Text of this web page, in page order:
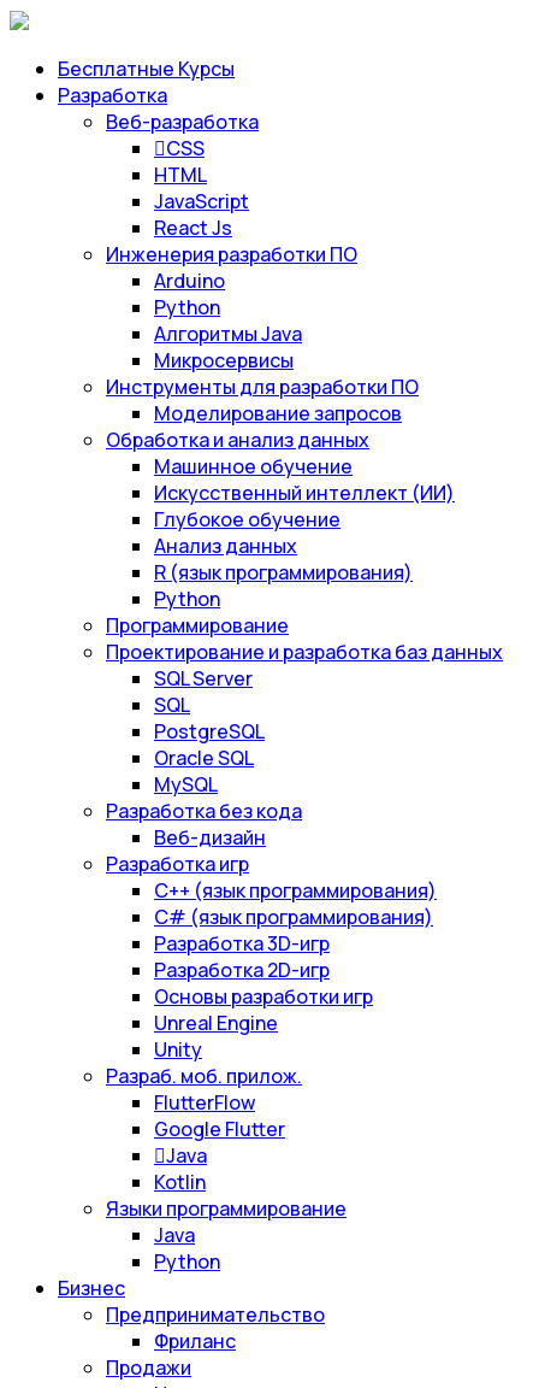
Бесплатные Курсы
Разработка
Веб-разработка
CSS
HTML
JavaScript
React Js
Инженерия разработки ПО
Arduino
Python
Алгоритмы Java
Микросервисы
Инструменты для разработки ПО
Моделирование запросов
Обработка и анализ данных
Машинное обучение
Искусственный интеллект (ИИ)
Глубокое обучение
Анализ данных
R (язык программирования)
Python
Программирование
Проектирование и разработка баз данных
SQL Server
SQL
PostgreSQL
Oracle SQL
MySQL
Разработка без кода
Веб-дизайн
Разработка игр
С++ (язык программирования)
С# (язык программирования)
Разработка 3D-игр
Разработка 2D-игр
Основы разработки игр
Unreal Engine
Unity
Разраб. моб. прилож.
FlutterFlow
Google Flutter
Java
Kotlin
Языки программирование
Java
Python
Бизнес
Предпринимательство
Фриланс
Продажи